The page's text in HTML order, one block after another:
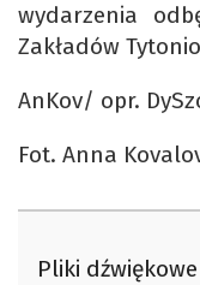
wydarzenia
Zakładów
AnKov/ opr.
Fot. Anna
Pliki dźwiękowe